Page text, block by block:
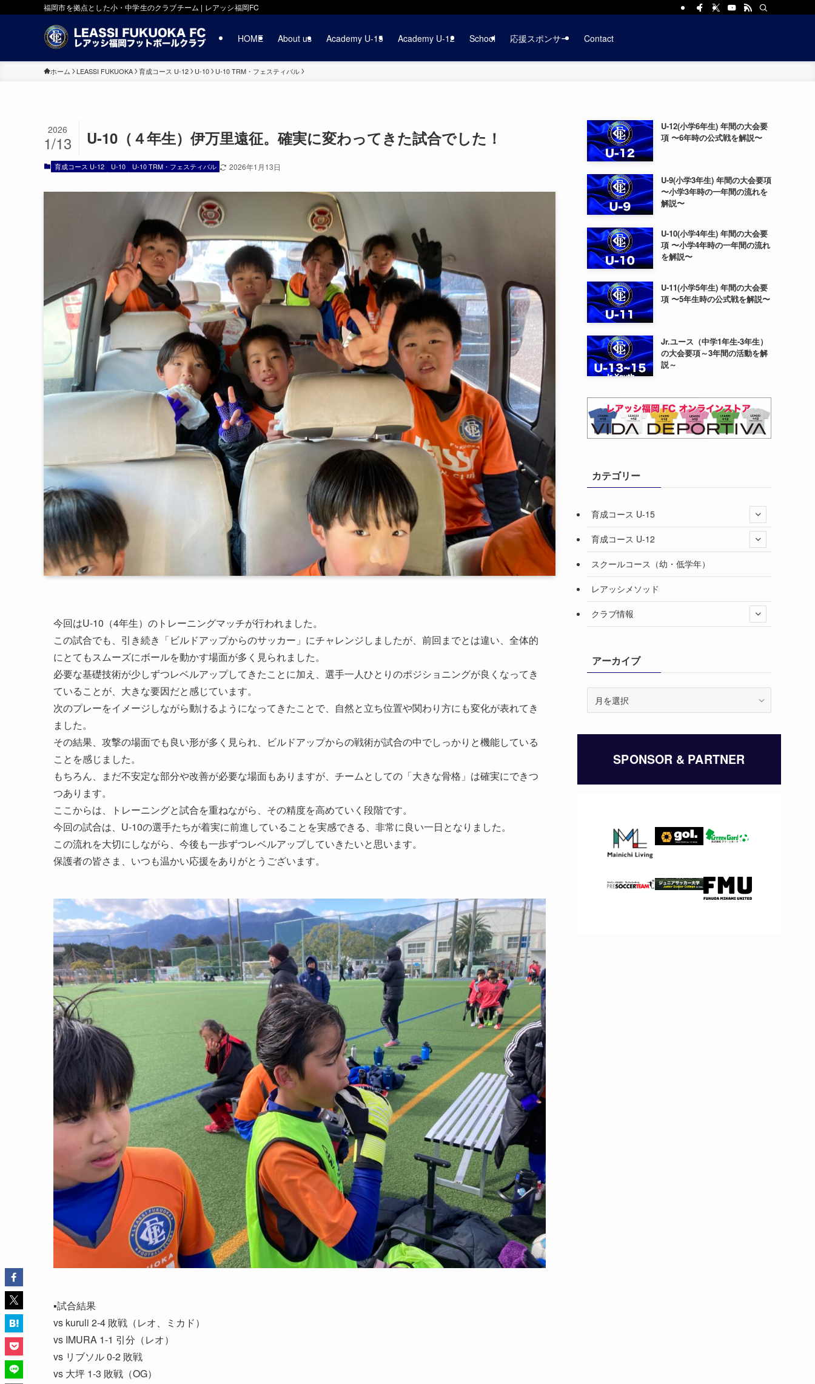
福岡市を拠点とした小・中学生のクラブチーム | レアッシ福岡FC
HOME About us Academy U-15 Academy U-12 School 応援スポンサー Contact
ホーム LEASSI FUKUOKA 育成コース U-12 U-10 U-10 TRM・フェスティバル
U-10（４年生）伊万里遠征。確実に変わってきた試合でした！
2026
1/13
育成コース U-12 U-10 U-10 TRM・フェスティバル 2026年1月13日
今回はU-10（4年生）のトレーニングマッチが行われました。
この試合でも、引き続き「ビルドアップからのサッカー」にチャレンジしましたが、前回までとは違い、全体的
にとてもスムーズにボールを動かす場面が多く見られました。
必要な基礎技術が少しずつレベルアップしてきたことに加え、選手一人ひとりのポジショニングが良くなってき
ていることが、大きな要因だと感じています。
次のプレーをイメージしながら動けるようになってきたことで、自然と立ち位置や関わり方にも変化が表れてき
ました。
その結果、攻撃の場面でも良い形が多く見られ、ビルドアップからの戦術が試合の中でしっかりと機能している
ことを感じました。
もちろん、まだ不安定な部分や改善が必要な場面もありますが、チームとしての「大きな骨格」は確実にできつ
つあります。
ここからは、トレーニングと試合を重ねながら、その精度を高めていく段階です。
今回の試合は、U-10の選手たちが着実に前進していることを実感できる、非常に良い一日となりました。
この流れを大切にしながら、今後も一歩ずつレベルアップしていきたいと思います。
保護者の皆さま、いつも温かい応援をありがとうございます。
▪️試合結果
vs kuruli 2-4 敗戦（レオ、ミカド）
vs IMURA 1-1 引分（レオ）
vs リブソル 0-2 敗戦
vs 大坪 1-3 敗戦（OG）
U-12(小学6年生) 年間の大会要
項 〜6年時の公式戦を解説〜
U-9(小学3年生) 年間の大会要項
〜小学3年時の一年間の流れを
解説〜
U-10(小学4年生) 年間の大会要
項 〜小学4年時の一年間の流れ
を解説〜
U-11(小学5年生) 年間の大会要
項 〜5年生時の公式戦を解説〜
Jr.ユース（中学1年生-3年生）
の大会要項～3年間の活動を解
説～
カテゴリー
育成コース U-15
育成コース U-12
スクールコース（幼・低学年）
レアッシメソッド
クラブ情報
アーカイブ
イ
SPONSOR & PARTNER